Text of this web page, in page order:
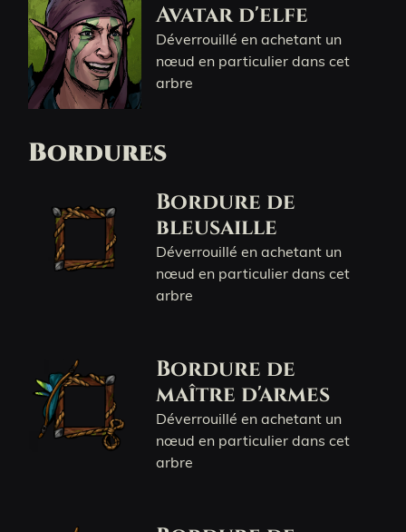
Avatar d'elfe
Déverrouillé en achetant un
nœud en particulier dans cet
arbre
Bordures
Bordure de
bleusaille
Déverrouillé en achetant un
nœud en particulier dans cet
arbre
Bordure de
maître d'armes
Déverrouillé en achetant un
nœud en particulier dans cet
arbre